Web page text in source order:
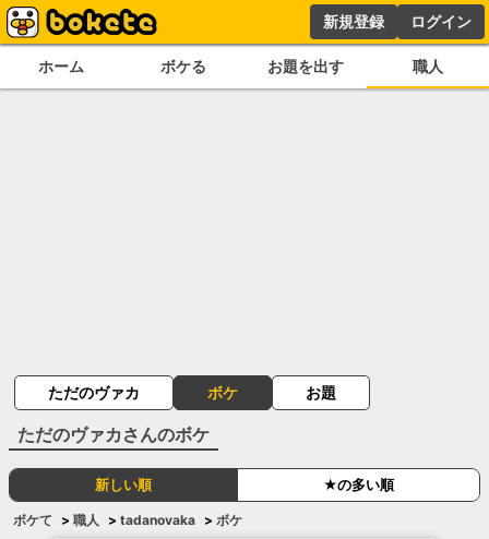
新規登録 ログイン
ホーム ボケる お題を出す 職人
ただのヴァカ ボケ お題
ただのヴァカ さんのボケ
新しい順 ★の多い順
ボケて > 職人 > tadanovaka > ボケ